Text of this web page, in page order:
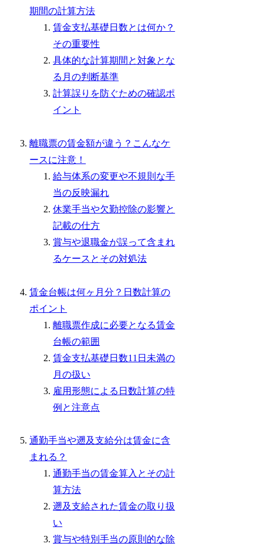
期間の計算方法
賃金支払基礎日数とは何か？
その重要性
具体的な計算期間と対象とな
る月の判断基準
計算誤りを防ぐための確認ポ
イント
離職票の賃金額が違う？こんなケ
ースに注意！
給与体系の変更や不規則な手
当の反映漏れ
休業手当や欠勤控除の影響と
記載の仕方
賞与や退職金が誤って含まれ
るケースとその対処法
賃金台帳は何ヶ月分？日数計算の
ポイント
離職票作成に必要となる賃金
台帳の範囲
賃金支払基礎日数11日未満の
月の扱い
雇用形態による日数計算の特
例と注意点
通勤手当や遡及支給分は賃金に含
まれる？
通勤手当の賃金算入とその計
算方法
遡及支給された賃金の取り扱
い
賞与や特別手当の原則的な除